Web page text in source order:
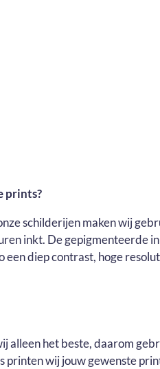
prints?
schilderijen maken wij
inkt. De gepigmenteerde
een diep contrast, hoge
alleen het beste, daarom
printen wij jouw gewenste